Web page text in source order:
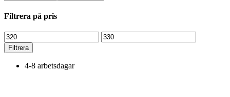
Filtrera på pris
Min
pris
Max
pris
Filtrera
4-8 arbetsdagar